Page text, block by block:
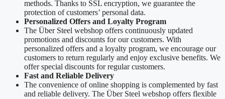
methods. Thanks to SSL encryption, we guarantee the
protection of customers’ personal data.
Personalized Offers and Loyalty Program
The Über Steel webshop offers continuously updated
promotions and discounts for our customers. With
personalized offers and a loyalty program, we encourage our
customers to return regularly and enjoy exclusive benefits. We
offer special discounts for regular customers.
Fast and Reliable Delivery
The convenience of online shopping is complemented by fast
and reliable delivery. The Über Steel webshop offers flexible